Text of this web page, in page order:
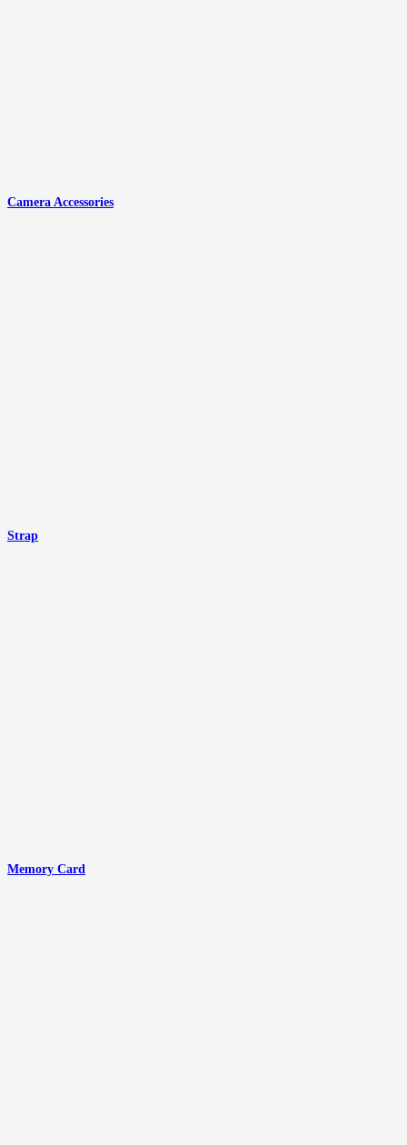
Camera Accessories
Strap
Memory Card